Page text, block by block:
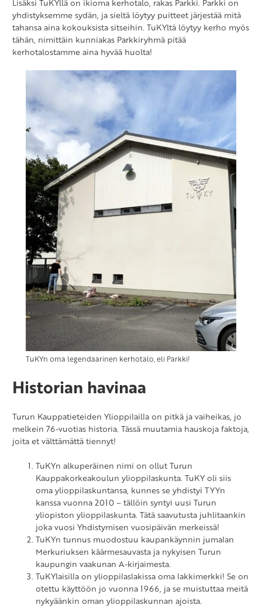
Lisäksi TuKYllä on ikioma kerhotalo, rakas Parkki. Parkki on
yhdistyksemme sydän, ja sieltä löytyy puitteet järjestää mitä
tahansa aina kokouksista sitseihin. TuKYltä löytyy kerho myös
tähän, nimittäin kunniakas Parkkiryhmä pitää
kerhotalostamme aina hyvää huolta!
TuKYn oma legendaarinen kerhotalo, eli Parkki!
Historian havinaa
Turun Kauppatieteiden Ylioppilailla on pitkä ja vaiheikas, jo
melkein 76-vuotias historia. Tässä muutamia hauskoja faktoja,
joita et välttämättä tiennyt!
TuKYn alkuperäinen nimi on ollut Turun
Kauppakorkeakoulun ylioppilaskunta. TuKY oli siis
oma ylioppilaskuntansa, kunnes se yhdistyi TYYn
kanssa vuonna 2010 – tällöin syntyi uusi Turun
yliopiston ylioppilaskunta. Tätä saavutusta juhlitaankin
joka vuosi Yhdistymisen vuosipäivän merkeissä!
TuKYn tunnus muodostuu kaupankäynnin jumalan
Merkuriuksen käärmesauvasta ja nykyisen Turun
kaupungin vaakunan A-kirjaimesta.
TuKYlaisilla on ylioppilaslakissa oma lakkimerkki! Se on
otettu käyttöön jo vuonna 1966, ja se muistuttaa meitä
nykyäänkin oman ylioppilaskunnan ajoista.